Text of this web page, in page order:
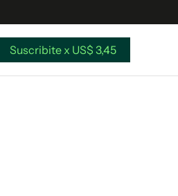
Suscribite x US$ 3,45